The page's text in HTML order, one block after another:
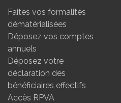
Faites vos formalités
dématérialisées
Déposez vos comptes
annuels
Déposez votre
déclaration des
bénéficiaires effectifs
Accès RPVA